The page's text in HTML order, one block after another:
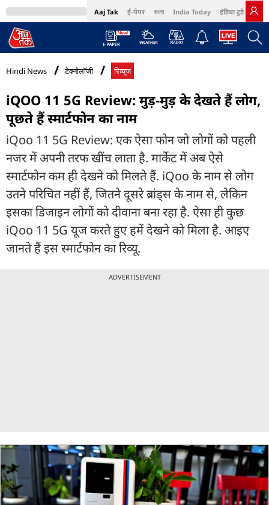
Aaj Tak ई-पेपर বাংলা India Today इंडिया टुडे हिंदी
MumbaiTak Cosmopolitan Harper's Bazaar Northeast
Hindi News टेक्नोलॉजी रिव्यूज
iQOO 11 5G Review: मुड़-मुड़ के देखते हैं लोग,
पूछते हैं स्मार्टफोन का नाम
iQoo 11 5G Review: एक ऐसा फोन जो लोगों को पहली
नजर में अपनी तरफ खींच लाता है. मार्केट में अब ऐसे
स्मार्टफोन कम ही देखने को मिलते हैं. iQoo के नाम से लोग
उतने परिचित नहीं हैं, जितने दूसरे ब्रांड्स के नाम से, लेकिन
इसका डिजाइन लोगों को दीवाना बना रहा है. ऐसा ही कुछ
iQoo 11 5G यूज करते हुए हमें देखने को मिला है. आइए
जानते हैं इस स्मार्टफोन का रिव्यू.
ADVERTISEMENT